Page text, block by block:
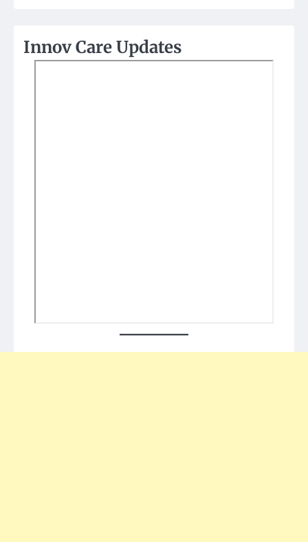
Innov Care Updates